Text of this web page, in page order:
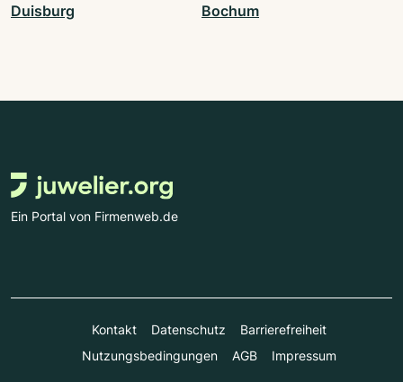
Duisburg Bochum
Ein Portal von Firmenweb.de
Kontakt Datenschutz
Barrierefreiheit
Nutzungsbedingungen
AGB Impressum